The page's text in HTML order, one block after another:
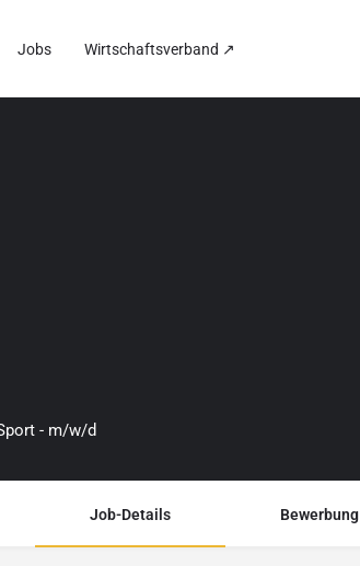
Jobs Wirtschaftsverband ↗
- m/w/d
Job-Details Bewerbung